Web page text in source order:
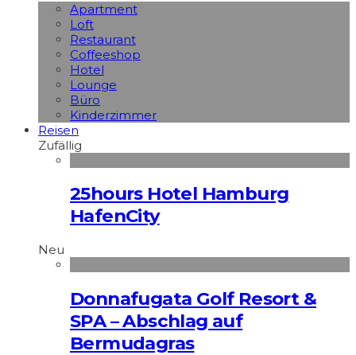
Apart­ment
Loft
Restaurant
Coffeeshop
Hotel
Lounge
Büro
Kinderzimmer
Reisen
Zufällig
25hours Hotel Hamburg
HafenCity
Neu
Donnafugata Golf Resort &
SPA – Abschlag auf
Bermudagras